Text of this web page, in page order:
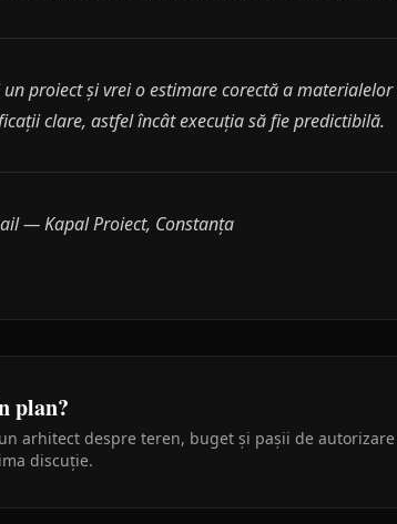
proiect și vrei o estimare corectă a
clare, astfel încât execuția să fie predictibilă.
— Kapal Proiect, Constanța
plan?
arhitect despre teren, buget și pașii de
discuție.